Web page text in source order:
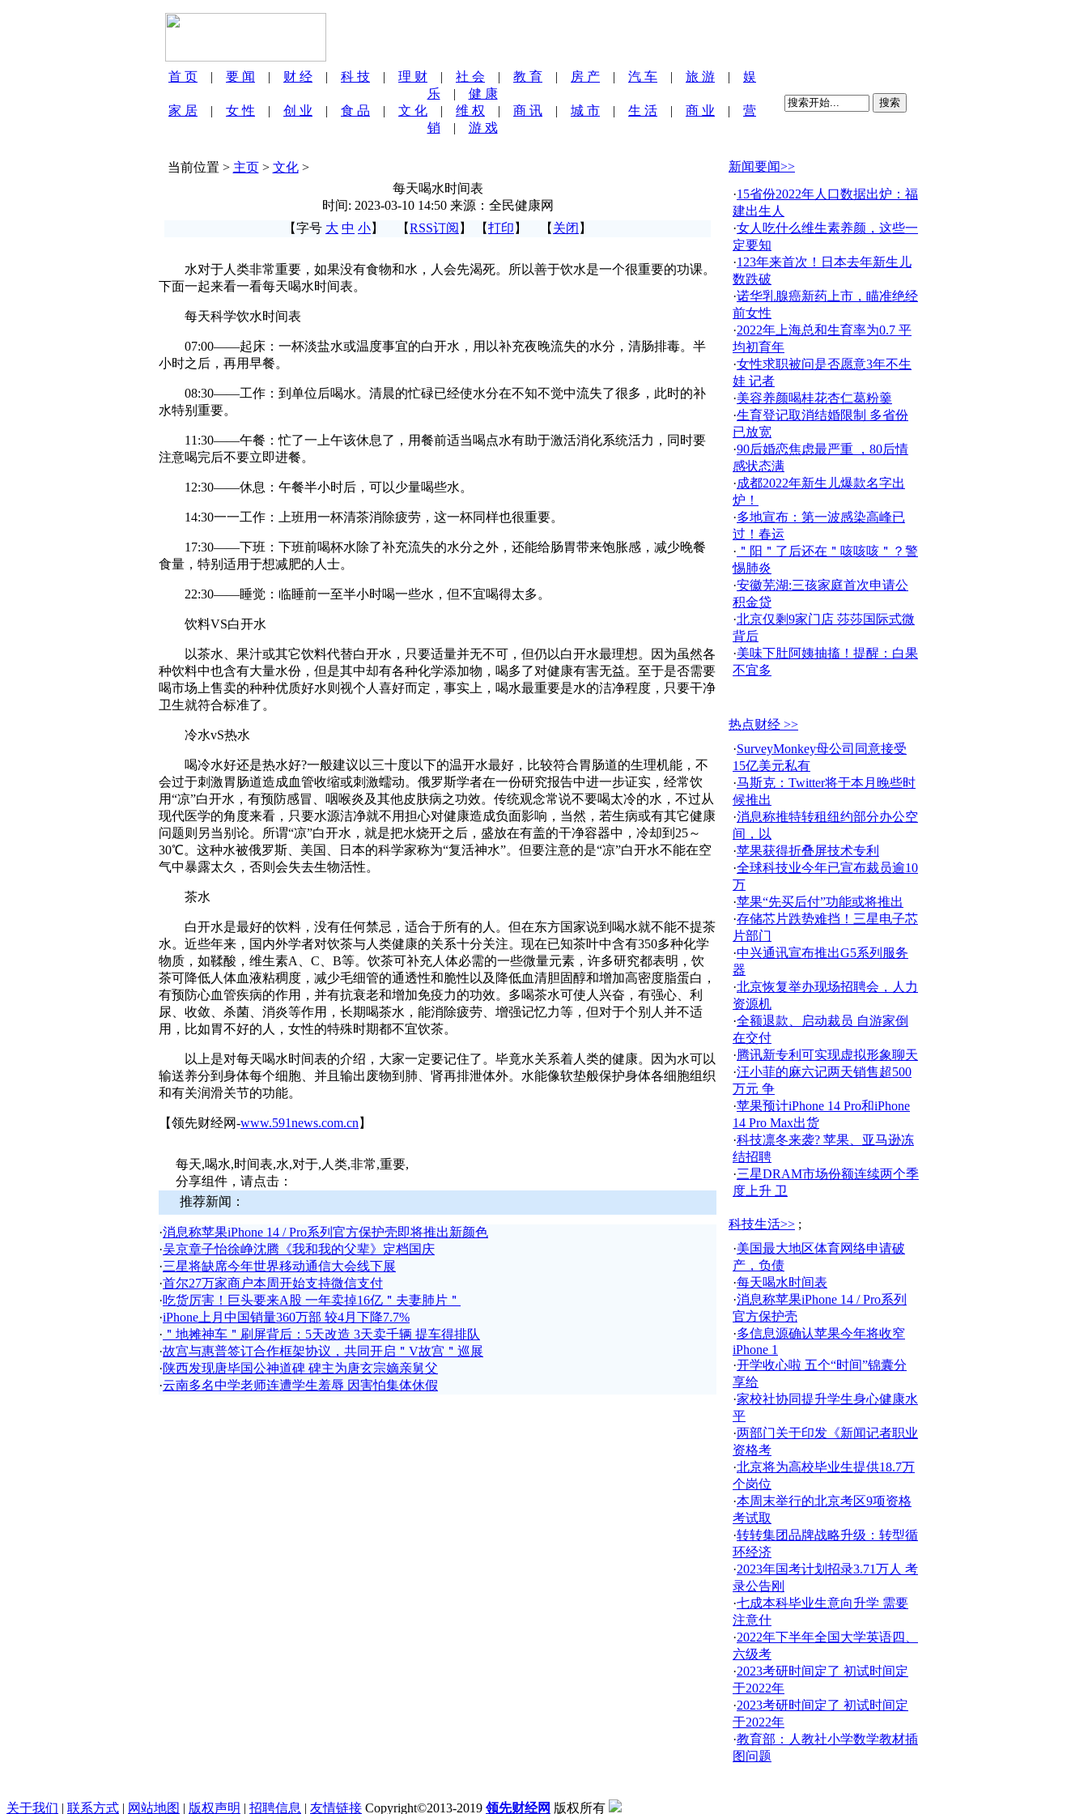
首 页 | 要 闻 | 财 经 | 科 技 | 理 财 | 社 会 | 教 育 | 房 产 | 汽 车 | 旅 游 | 娱
乐| 健 康
家 居 | 女 性 | 创 业 | 食 品 | 文 化 | 维 权 | 商 讯 | 城 市 | 生 活 | 商 业 | 营
销 | 游 戏
搜索
当前位置 > 主页> 文化>
每天喝水时间表
时间: 2023-03-10 14:50 来源：全民健康网
【字号 大 中 小】 【RSS订阅 】 【打印 】 【 关闭 】
水对于人类非常重要，如果没有食物和水，人会先渴死。所以善于饮水是一个很重要的功课。
下面一起来看一看每天喝水时间表。
每天科学饮水时间表
07:00——起床：一杯淡盐水或温度事宜的白开水，用以补充夜晚流失的水分，清肠排毒。半
小时之后，再用早餐。
08:30——工作：到单位后喝水。清晨的忙碌已经使水分在不知不觉中流失了很多，此时的补
水特别重要。
11:30——午餐：忙了一上午该休息了，用餐前适当喝点水有助于激活消化系统活力，同时要
注意喝完后不要立即进餐。
12:30——休息：午餐半小时后，可以少量喝些水。
14:30一一工作：上班用一杯清茶消除疲劳，这一杯同样也很重要。
17:30——下班：下班前喝杯水除了补充流失的水分之外，还能给肠胃带来饱胀感，减少晚餐
食量，特别适用于想减肥的人士。
22:30——睡觉：临睡前一至半小时喝一些水，但不宜喝得太多。
饮料VS白开水
以茶水、果汁或其它饮料代替白开水，只要适量并无不可，但仍以白开水最理想。因为虽然各
种饮料中也含有大量水份，但是其中却有各种化学添加物，喝多了对健康有害无益。至于是否需要
喝市场上售卖的种种优质好水则视个人喜好而定，事实上，喝水最重要是水的洁净程度，只要干净
卫生就符合标准了。
冷水vS热水
喝冷水好还是热水好?一般建议以三十度以下的温开水最好，比较符合胃肠道的生理机能，不
会过于刺激胃肠道造成血管收缩或刺激蠕动。俄罗斯学者在一份研究报告中进一步证实，经常饮
用“凉”白开水，有预防感冒、咽喉炎及其他皮肤病之功效。传统观念常说不要喝太冷的水，不过从
现代医学的角度来看，只要水源洁净就不用担心对健康造成负面影响，当然，若生病或有其它健康
问题则另当别论。所谓“凉”白开水，就是把水烧开之后，盛放在有盖的干净容器中，冷却到25～
30℃。这种水被俄罗斯、美国、日本的科学家称为“复活神水”。但要注意的是“凉”白开水不能在空
气中暴露太久，否则会失去生物活性。
茶水
白开水是最好的饮料，没有任何禁忌，适合于所有的人。但在东方国家说到喝水就不能不提茶
水。近些年来，国内外学者对饮茶与人类健康的关系十分关注。现在已知茶叶中含有350多种化学
物质，如鞣酸，维生素A、C、B等。饮茶可补充人体必需的一些微量元素，许多研究都表明，饮
茶可降低人体血液粘稠度，减少毛细管的通透性和脆性以及降低血清胆固醇和增加高密度脂蛋白，
有预防心血管疾病的作用，并有抗衰老和增加免疫力的功效。多喝茶水可使人兴奋，有强心、利
尿、收敛、杀菌、消炎等作用，长期喝茶水，能消除疲劳、增强记忆力等，但对于个别人并不适
用，比如胃不好的人，女性的特殊时期都不宜饮茶。
以上是对每天喝水时间表的介绍，大家一定要记住了。毕竟水关系着人类的健康。因为水可以
输送养分到身体每个细胞、并且输出废物到肺、肾再排泄体外。水能像软垫般保护身体各细胞组织
和有关润滑关节的功能。
【领先财经网-www.591news.com.cn 】
每天,喝水,时间表,水,对于,人类,非常,重要,
分享组件，请点击：
推荐新闻：
·消息称苹果iPhone 14 / Pro系列官方保护壳即将推出新颜色
·吴京章子怡徐峥沈腾《我和我的父辈》定档国庆
·三星将缺席今年世界移动通信大会线下展
·首尔27万家商户本周开始支持微信支付
·吃货厉害！巨头要来A股 一年卖掉16亿＂夫妻肺片＂
·iPhone上月中国销量360万部 较4月下降7.7%
· ＂地摊神车＂刷屏背后：5天改造 3天卖千辆 提车得排队
·故宫与惠普签订合作框架协议，共同开启＂V故宫＂巡展
·陕西发现唐毕国公神道碑 碑主为唐玄宗嫡亲舅父
·云南多名中学老师连遭学生羞辱 因害怕集体休假
新闻要闻>>
·15省份2022年人口数据出炉：福
建出生人
·女人吃什么维生素养颜，这些一
定要知
·123年来首次！日本去年新生儿
数跌破
·诺华乳腺癌新药上市，瞄准绝经
前女性
·2022年上海总和生育率为0.7 平
均初育年
·女性求职被问是否愿意3年不生
娃 记者
·美容养颜喝桂花杏仁葛粉羹
·生育登记取消结婚限制 多省份
已放宽
·90后婚恋焦虑最严重 ，80后情
感状态满
·成都2022年新生儿爆款名字出
炉！
·多地宣布：第一波感染高峰已
过！春运
· ＂阳＂了后还在＂咳咳咳＂？警
惕肺炎
·安徽芜湖:三孩家庭首次申请公
积金贷
·北京仅剩9家门店 莎莎国际式微
背后
·美味下肚阿姨抽搐！提醒：白果
不宜多
热点财经 >>
·SurveyMonkey母公司同意接受
15亿美元私有
·马斯克：Twitter将于本月晚些时
候推出
·消息称推特转租纽约部分办公空
间，以
·苹果获得折叠屏技术专利
·全球科技业今年已宣布裁员逾10
万
·苹果“先买后付”功能或将推出
·存储芯片跌势难挡！三星电子芯
片部门
·中兴通讯宣布推出G5系列服务
器
·北京恢复举办现场招聘会，人力
资源机
·全额退款、启动裁员 自游家倒
在交付
·腾讯新专利可实现虚拟形象聊天
·汪小菲的麻六记两天销售超500
万元 争
·苹果预计iPhone 14 Pro和iPhone
14 Pro Max出货
·科技凛冬来袭? 苹果、亚马逊冻
结招聘
·三星DRAM市场份额连续两个季
度上升 卫
科技生活>> ;
·美国最大地区体育网络申请破
产，负债
·每天喝水时间表
·消息称苹果iPhone 14 / Pro系列
官方保护壳
·多信息源确认苹果今年将收窄
iPhone 1
·开学收心啦 五个“时间”锦囊分
享给
·家校社协同提升学生身心健康水
平
·两部门关于印发《新闻记者职业
资格考
·北京将为高校毕业生提供18.7万
个岗位
·本周末举行的北京考区9项资格
考试取
·转转集团品牌战略升级：转型循
环经济
·2023年国考计划招录3.71万人 考
录公告刚
·七成本科毕业生意向升学 需要
注意什
·2022年下半年全国大学英语四、
六级考
·2023考研时间定了 初试时间定
于2022年
·2023考研时间定了 初试时间定
于2022年
·教育部：人教社小学数学教材插
图问题
关于我们 | 联系方式 | 网站地图 | 版权声明 | 招聘信息 | 友情链接 Copyright©2013-2019 领先财经网 版权所有